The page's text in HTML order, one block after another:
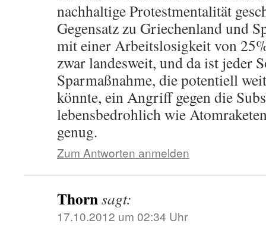
nachhaltige Protestmentalität
Gegensatz zu Griechenland und
mit einer Arbeitslosigkeit von
zwar landesweit, und da ist jeder
Sparmaßnahme, die potentiell
könnte, ein Angriff gegen die
lebensbedrohlich wie
genug.
Zum Antworten anmelden
Thornsagt:
17.10.2012 um 02:34 Uhr